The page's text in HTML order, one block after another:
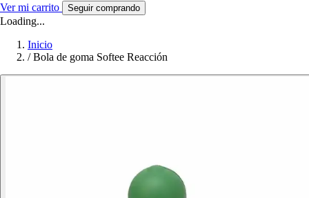
Ver mi carrito Seguir comprando
Loading...
Inicio
/ Bola de goma Softee Reacción